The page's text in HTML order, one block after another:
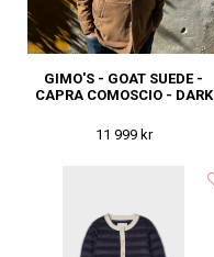
GIMO'S - GOAT SUEDE -
CAPRA COMOSCIO - DARK
11 999 kr